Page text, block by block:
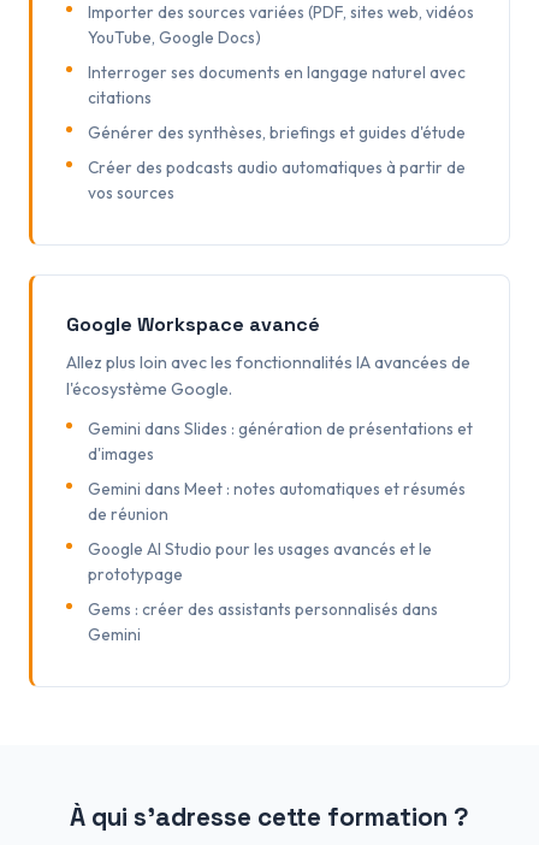
Importer des sources variées (PDF, sites web, vidéos
YouTube, Google Docs)
Interroger ses documents en langage naturel avec
citations
Générer des synthèses, briefings et guides d'étude
Créer des podcasts audio automatiques à partir de
vos sources
Google Workspace avancé
Allez plus loin avec les fonctionnalités IA avancées de
l'écosystème Google.
Gemini dans Slides : génération de présentations et
d'images
Gemini dans Meet : notes automatiques et résumés
de réunion
Google AI Studio pour les usages avancés et le
prototypage
Gems : créer des assistants personnalisés dans
Gemini
À qui s'adresse cette formation ?